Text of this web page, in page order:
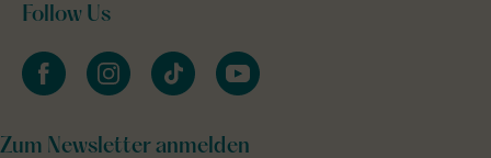
Follow Us
facebookinstagramtiktok youtube
Zum Newsletter anmelden